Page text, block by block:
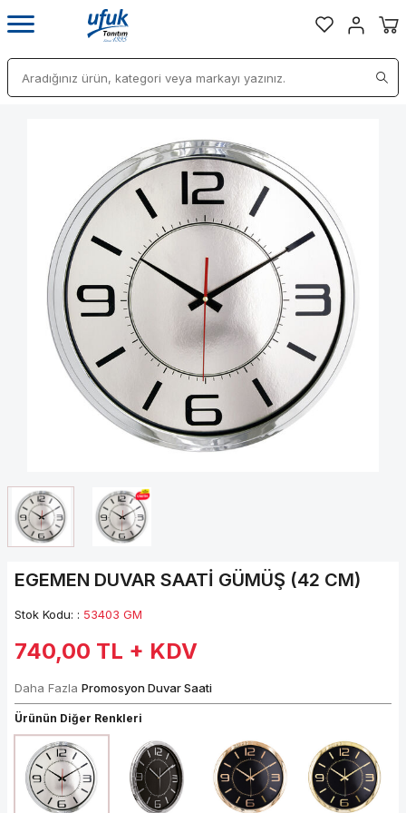
EGEMEN DUVAR SAATİ GÜMÜŞ (42 CM)
Stok Kodu: : 53403 GM
740,00 TL + KDV
Daha Fazla Promosyon Duvar Saati
Ürünün Diğer Renkleri